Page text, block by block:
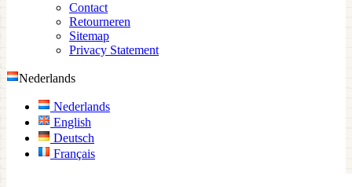
Contact
Retourneren
Sitemap
Privacy Statement
Nederlands
Nederlands
English
Deutsch
Français